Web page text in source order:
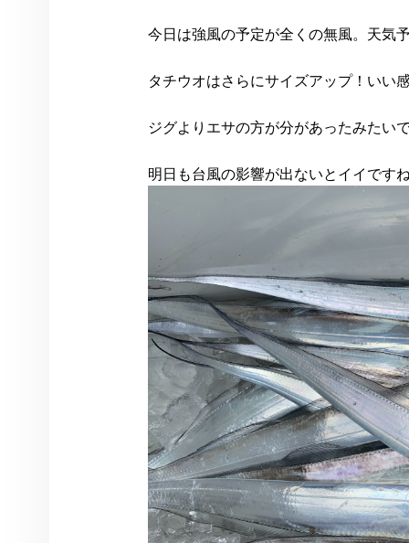
今日は強風の予定が全くの無風。天気
タチウオはさらにサイズアップ！いい
ジグよりエサの方が分があったみたい
明日も台風の影響が出ないとイイです